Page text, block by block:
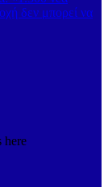
δεν μπορεί να
here